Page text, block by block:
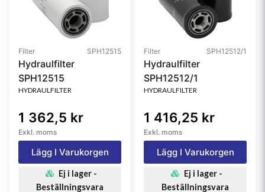
Filter SPH12515
Hydraulfilter
SPH12515
HYDRAULFILTER
1 362,5 kr
Exkl. moms
Lägg I Varukorgen
Ej i lager -
Beställningsvara
Filter SPH12512/1
Hydraulfilter
SPH12512/1
HYDRAULFILTER
1 416,25 kr
Exkl. moms
Lägg I Varukorgen
Ej i lager -
Beställningsvara